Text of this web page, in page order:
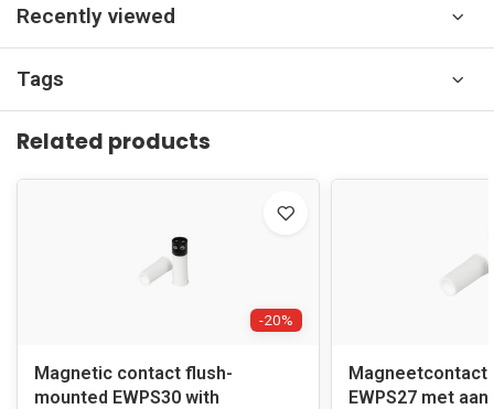
Recently viewed
Tags
Related products
-20%
Magnetic contact flush-
mounted EWPS30 with
Magneetcontact
EWPS27 met